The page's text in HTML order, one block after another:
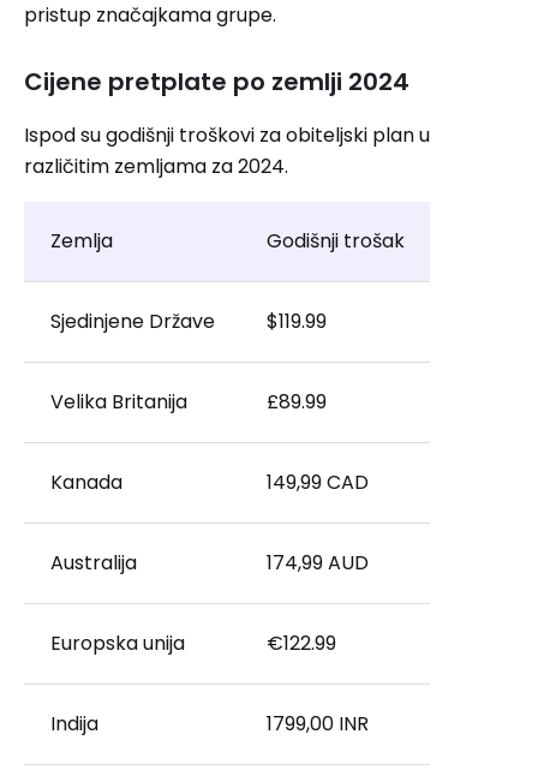
pristup značajkama grupe.
Cijene pretplate po zemlji 2024
Ispod su godišnji troškovi za obiteljski plan u
različitim zemljama za 2024.
Zemlja Godišnji trošak
Sjedinjene Države $119.99
Velika Britanija £89.99
Kanada 149,99 CAD
Australija 174,99 AUD
Europska unija €122.99
Indija 1799,00 INR